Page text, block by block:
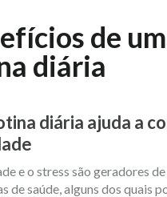
de
diária
diária ajuda a
e o stress são geradores
de saúde, alguns dos quais